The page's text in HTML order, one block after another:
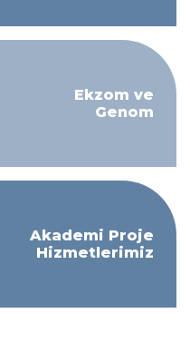
Ekzom ve
Genom
Akademi Proje
Hizmetlerimiz